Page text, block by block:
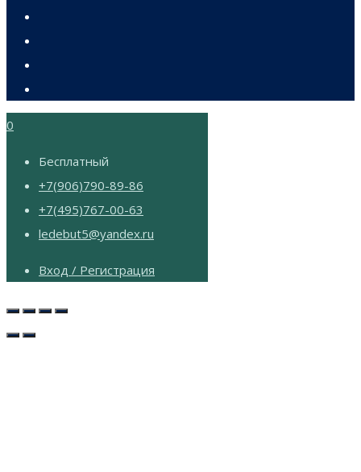
0
Бесплатный
+7(906)790-89-86
+7(495)767-00-63
ledebut5@yandex.ru
Вход / Регистрация